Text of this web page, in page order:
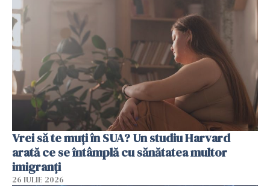
Vrei să te muți în SUA? Un studiu Harvard
arată ce se întâmplă cu sănătatea multor
imigranți
26 IULIE 2026